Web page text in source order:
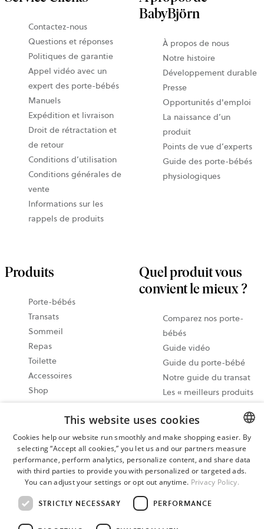
Contactez-nous
Questions et réponses
Politiques de garantie
Appel vidéo avec un
expert des porte-bébés
Manuels
Expédition et livraison
Droit de rétractation et
de retour
Conditions d’utilisation
Conditions générales de
vente
Informations sur les
rappels de produits
BabyBjörn
À propos de nous
Notre histoire
Développement durable
Presse
Opportunités d'emploi
La naissance d’un
produit
Points de vue d’experts
Guide des porte-bébés
physiologiques
Produits
Porte-bébés
Transats
Sommeil
Repas
Toilette
Accessoires
Shop
Quel produit vous
convient le mieux ?
Comparez nos porte-
bébés
Guide vidéo
Guide du porte-bébé
Notre guide du transat
Les « meilleurs produits
Partagez vos moments
@babybjorn
De petits détails
Rédigez un avis
Paramètres des cookies
Plan du site
ENGLISH
SWEDISH
GERMAN
This website uses cookies
Cookies help our website run smoothly and make shopping easier. By
selecting “Accept all cookies,” you let us and our partners measure
performance, perform analytics, personalize content, and share data
with third parties to provide you with personalized or targeted ads.
You can adjust your settings or opt out anytime. Privacy Policy.
STRICTLY NECESSARY PERFORMANCE